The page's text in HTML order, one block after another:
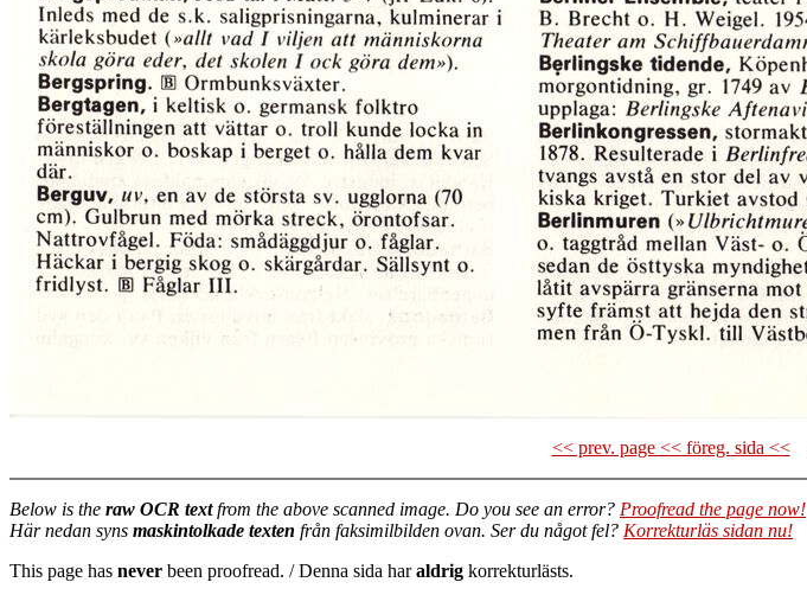
<< prev. page << föreg. sida <<
Below is the raw OCR textfrom the above scanned image. Do you see an error? Proofread the page now!
Här nedan syns maskintolkade texten från faksimilbilden ovan. Ser du något fel? Korrekturläs sidan nu!
This page has never been proofread. / Denna sida haraldrig korrekturlästs.